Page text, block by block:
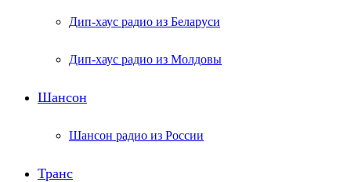
Дип-хаус радио из Беларуси
Дип-хаус радио из Молдовы
Шансон
Шансон радио из России
Транс